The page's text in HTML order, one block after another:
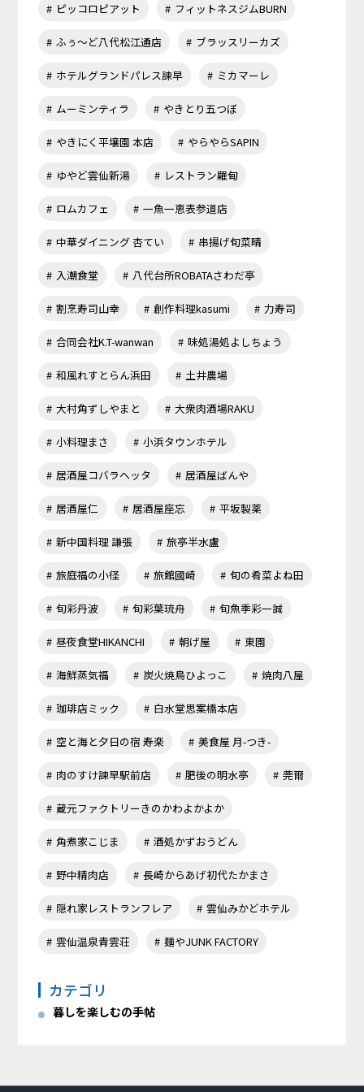
ピッコロピアット フィットネスジムBURN
ふぅ～ど八代松江通店 ブラッスリーカズ
ホテルグランドパレス諫早 ミカマーレ
ムーミンティラ やきとり五つぼ
やきにく平壌園 本店 やらやらSAPIN
ゆやど雲仙新湯 レストラン羅甸
ロムカフェ 一魚一恵表参道店
中華ダイニング 杏てい 串揚げ旬菜晴
入潮食堂 八代台所ROBATAさわだ亭
割烹寿司山幸 創作料理kasumi 力寿司
合同会社K.T-wanwan 味処湯処よしちょう
和風れすとらん浜田 土井農場
大村角ずしやまと 大衆肉酒場RAKU
小料理まさ 小浜タウンホテル
居酒屋コバラヘッタ 居酒屋ばんや
居酒屋仁 居酒屋座忘 平坂製薬
新中国料理 謙張 旅亭半水盧
旅庭福の小径 旅館國崎 旬の肴菜よね田
旬彩丹波 旬彩葉琉舟 旬魚季彩一誠
昼夜食堂HIKANCHI 朝げ屋 東園
海鮮蒸気福 炭火焼鳥ひよっこ 焼肉八屋
珈琲店ミック 白水堂思案橋本店
空と海と夕日の宿 寿楽 美食屋 月-つき-
肉のすけ諫早駅前店 肥後の明水亭 莞爾
蔵元ファクトリーきのかわよかよか
角煮家こじま 酒処かずおうどん
野中精肉店 長崎からあげ初代たかまさ
隠れ家レストランフレア 雲仙みかどホテル
雲仙温泉青雲荘 麺やJUNK FACTORY
カテゴリ
暮しを楽しむの手帖